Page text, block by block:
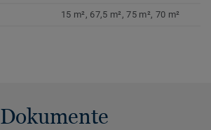
15 m², 67,5 m², 75 m², 70 m²
Dokumente